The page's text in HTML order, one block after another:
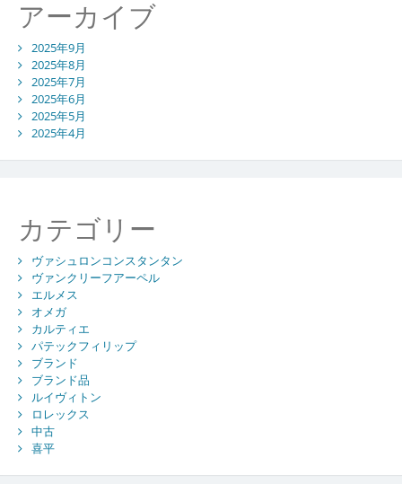
アーカイブ
2025年9月
2025年8月
2025年7月
2025年6月
2025年5月
2025年4月
カテゴリー
ヴァシュロンコンスタンタン
ヴァンクリーフアーペル
エルメス
オメガ
カルティエ
パテックフィリップ
ブランド
ブランド品
ルイヴィトン
ロレックス
中古
喜平